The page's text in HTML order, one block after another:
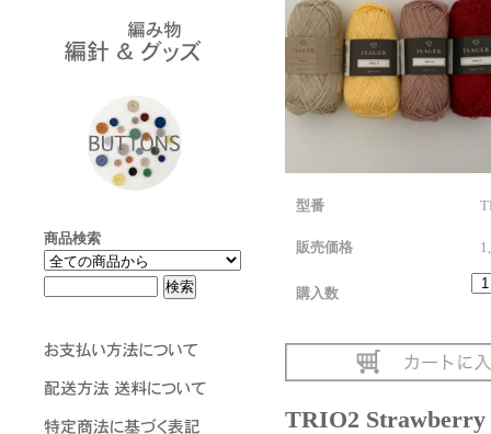
商品検索
型番
販売価格
購入数
TRIO2 Strawberry